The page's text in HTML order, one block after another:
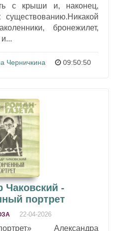
с крыши и, наконец,
существованию.Никакой
бронежилет,
Черничкина 09:50:50
Чаковский -
портрет
22-04-2026
Александра